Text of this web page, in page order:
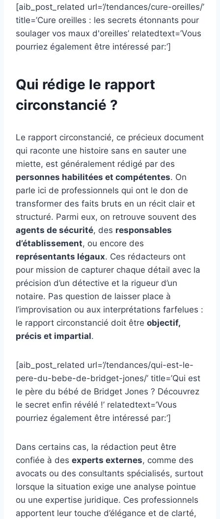
[aib_post_related url=’/tendances/cure-oreilles/’
title=’Cure oreilles : les secrets étonnants pour
soulager vos maux d'oreilles’ relatedtext=’Vous
pourriez également être intéressé par:’]
Qui rédige le rapport
circonstancié ?
Le rapport circonstancié, ce précieux document
qui raconte une histoire sans en sauter une
miette, est généralement rédigé par des
personnes habilitées et compétentes. On
parle ici de professionnels qui ont le don de
transformer des faits bruts en un récit clair et
structuré. Parmi eux, on retrouve souvent des
agents de sécurité, des responsables
d’établissement, ou encore des
représentants légaux. Ces rédacteurs ont
pour mission de capturer chaque détail avec la
précision d’un détective et la rigueur d’un
notaire. Pas question de laisser place à
l’improvisation ou aux interprétations farfelues :
le rapport circonstancié doit être objectif,
précis et impartial.
[aib_post_related url=’/tendances/qui-est-le-
pere-du-bebe-de-bridget-jones/’ title=’Qui est
le père du bébé de Bridget Jones ? Découvrez
le secret enfin révélé !’ relatedtext=’Vous
pourriez également être intéressé par:’]
Dans certains cas, la rédaction peut être
confiée à des experts externes, comme des
avocats ou des consultants spécialisés, surtout
lorsque la situation exige une analyse pointue
ou une expertise juridique. Ces professionnels
apportent leur touche d’élégance et de clarté,